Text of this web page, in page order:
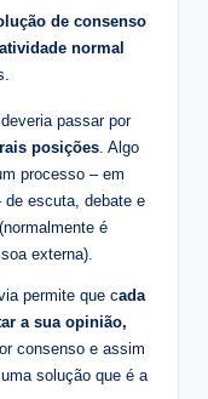
de consenso
normal
passar por
posições. Algo
processo – em
escuta, debate e
é
externa).
permite que cada
a sua opinião,
consenso e assim
solução que é a